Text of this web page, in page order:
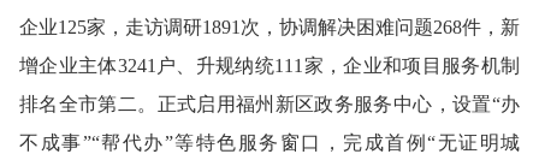
企业125家，走访调研1891次，协调解决困难问题268件，新
增企业主体3241户、升规纳统111家，企业和项目服务机制
排名全市第二。正式启用福州新区政务服务中心，设置“办
不成事”“帮代办”等特色服务窗口，完成首例“无证明城